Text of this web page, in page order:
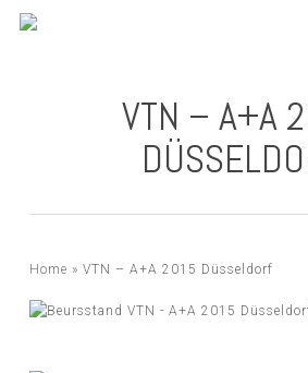
Skip
VTN – A+A
Home » VTN – A+A 2015 Düsseldorf